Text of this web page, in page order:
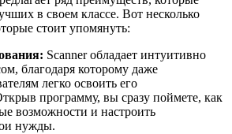
в своем классе. Вот несколько
стоит упомянуть:
Scanner обладает интуитивно
благодаря которому даже
легко освоить его
программу, вы сразу поймете, как
возможности и настроить
нужды.